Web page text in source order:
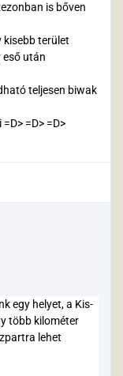
is bőven
kisebb terület
eső után
teljesen biwak
=D> =D>
egy helyet, a Kis-
több kilométer
lehet